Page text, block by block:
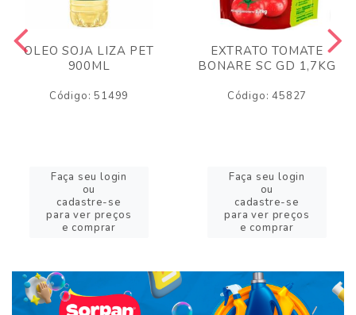
OLEO SOJA LIZA PET
900ML
Código: 51499
Faça seu login
ou
cadastre-se
para ver preços
e comprar
EXTRATO TOMATE
BONARE SC GD 1,7KG
Código: 45827
Faça seu login
ou
cadastre-se
para ver preços
e comprar